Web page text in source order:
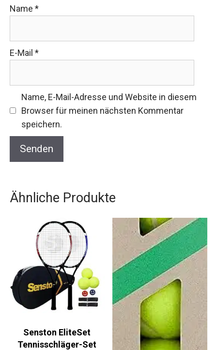
Name *
E-Mail *
Name, E-Mail-Adresse und Website in diesem
Browser für meinen nächsten Kommentar
speichern.
Ähnliche Produkte
Senston EliteSet
Tennisschläger-Set